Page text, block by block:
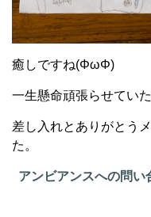
癒しですね(ΦωΦ)
一生懸命頑張らせてい
差し入れとありがとう
た。
アンビアンスへの問